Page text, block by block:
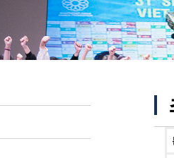
위치/전화
전경사진